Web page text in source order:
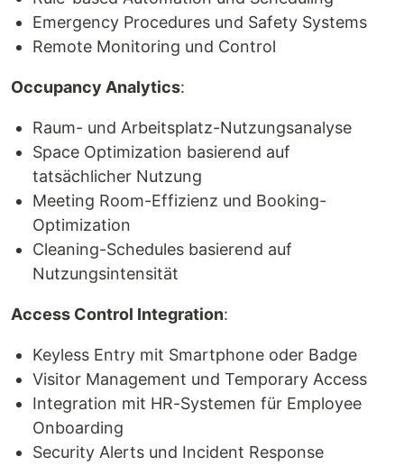
Emergency Procedures und Safety Systems
Remote Monitoring und Control
Occupancy Analytics:
Raum- und Arbeitsplatz-Nutzungsanalyse
Space Optimization basierend auf
tatsächlicher Nutzung
Meeting Room-Effizienz und Booking-
Optimization
Cleaning-Schedules basierend auf
Nutzungsintensität
Access Control Integration:
Keyless Entry mit Smartphone oder Badge
Visitor Management und Temporary Access
Integration mit HR-Systemen für Employee
Onboarding
Security Alerts und Incident Response